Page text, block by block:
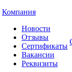
Компания
Новости
Отзывы
Сертификаты
Вакансии
Реквизиты